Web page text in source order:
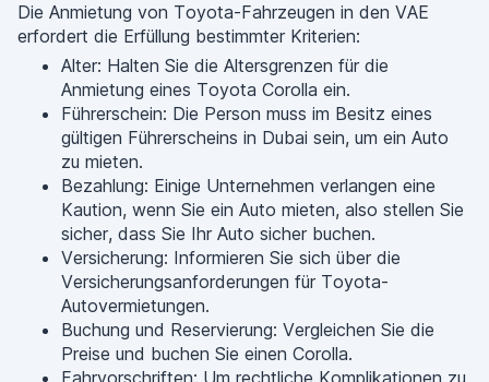
Die Anmietung von Toyota-Fahrzeugen in den VAE
erfordert die Erfüllung bestimmter Kriterien:
Alter: Halten Sie die Altersgrenzen für die
Anmietung eines Toyota Corolla ein.
Führerschein: Die Person muss im Besitz eines
gültigen Führerscheins in Dubai sein, um ein Auto
zu mieten.
Bezahlung: Einige Unternehmen verlangen eine
Kaution, wenn Sie ein Auto mieten, also stellen Sie
sicher, dass Sie Ihr Auto sicher buchen.
Versicherung: Informieren Sie sich über die
Versicherungsanforderungen für Toyota-
Autovermietungen.
Buchung und Reservierung: Vergleichen Sie die
Preise und buchen Sie einen Corolla.
Fahrvorschriften: Um rechtliche Komplikationen zu